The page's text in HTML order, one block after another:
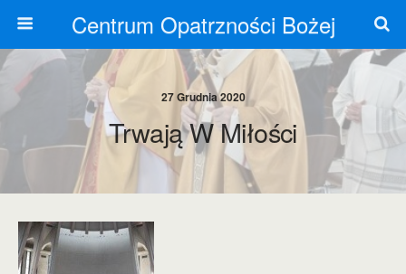
Centrum Opatrzności Bożej
27 Grudnia 2020
Trwają W Miłości